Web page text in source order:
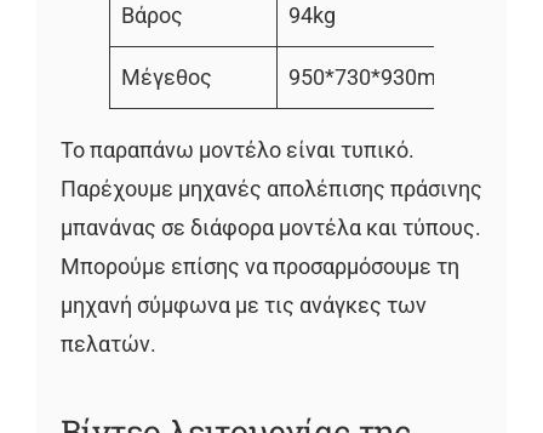
Βάρος 94kg
Μέγεθος 950*730*930mm
Το παραπάνω μοντέλο είναι τυπικό.
Παρέχουμε μηχανές απολέπισης πράσινης
μπανάνας σε διάφορα μοντέλα και τύπους.
Μπορούμε επίσης να προσαρμόσουμε τη
μηχανή σύμφωνα με τις ανάγκες των
πελατών.